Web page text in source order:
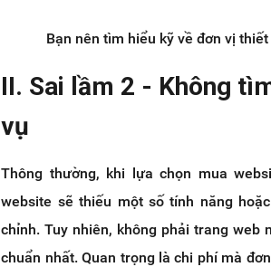
Bạn nên tìm hiểu kỹ về đơn vị
II. Sai lầm 2 - Không
vụ
Thông thường, khi lựa chọn mua
website sẽ thiếu một số tính năng
chỉnh. Tuy nhiên, không phải trang
chuẩn nhất. Quan trọng là chi phí mà